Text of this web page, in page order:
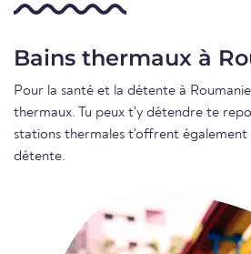
Bains thermaux à
Pour la santé et la détente à
thermaux. Tu peux t'y détendre te
stations thermales t'offrent également
détente.